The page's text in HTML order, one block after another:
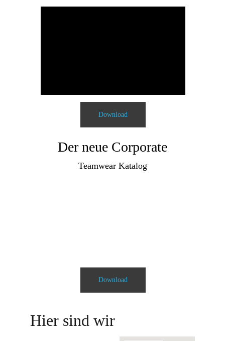
Download
Der neue Corporate
Teamwear Katalog
Download
Hier sind wir